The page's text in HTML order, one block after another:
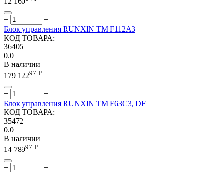
+
−
Блок управления RUNXIN ТМ.F112A3
КОД ТОВАРА:
36405
0.0
В наличии
179 12297 Р
+
−
Блок управления RUNXIN ТМ.F63С3, DF
КОД ТОВАРА:
35472
0.0
В наличии
14 78997 Р
+
−